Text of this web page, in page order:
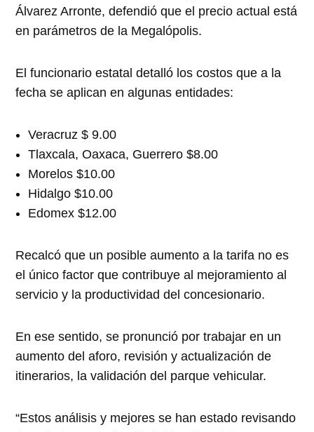
Álvarez Arronte, defendió que el precio actual está
en parámetros de la Megalópolis.
El funcionario estatal detalló los costos que a la
fecha se aplican en algunas entidades:
Veracruz $ 9.00
Tlaxcala, Oaxaca, Guerrero $8.00
Morelos $10.00
Hidalgo $10.00
Edomex $12.00
Recalcó que un posible aumento a la tarifa no es
el único factor que contribuye al mejoramiento al
servicio y la productividad del concesionario.
En ese sentido, se pronunció por trabajar en un
aumento del aforo, revisión y actualización de
itinerarios, la validación del parque vehicular.
“Estos análisis y mejores se han estado revisando